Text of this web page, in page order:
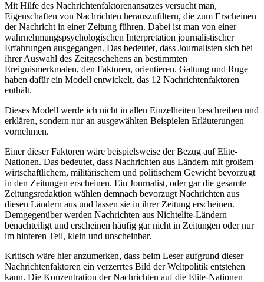
Mit Hilfe des Nachrichtenfaktorenansatzes versucht man,
Eigenschaften von Nachrichten herauszufiltern, die zum Erscheinen
der Nachricht in einer Zeitung führen. Dabei ist man von einer
wahrnehmungspsychologischen Interpretation journalistischer
Erfahrungen ausgegangen. Das bedeutet, dass Journalisten sich bei
ihrer Auswahl des Zeitgeschehens an bestimmten
Ereignismerkmalen, den Faktoren, orientieren. Galtung und Ruge
haben dafür ein Modell entwickelt, das 12 Nachrichtenfaktoren
enthält.
Dieses Modell werde ich nicht in allen Einzelheiten beschreiben und
erklären, sondern nur an ausgewählten Beispielen Erläuterungen
vornehmen.
Einer dieser Faktoren wäre beispielsweise der Bezug auf Elite-
Nationen. Das bedeutet, dass Nachrichten aus Ländern mit großem
wirtschaftlichem, militärischem und politischem Gewicht bevorzugt
in den Zeitungen erscheinen. Ein Journalist, oder gar die gesamte
Zeitungsredaktion wählen demnach bevorzugt Nachrichten aus
diesen Ländern aus und lassen sie in ihrer Zeitung erscheinen.
Demgegenüber werden Nachrichten aus Nichtelite-Ländern
benachteiligt und erscheinen häufig gar nicht in Zeitungen oder nur
im hinteren Teil, klein und unscheinbar.
Kritisch wäre hier anzumerken, dass beim Leser aufgrund dieser
Nachrichtenfaktoren ein verzerrtes Bild der Weltpolitik entstehen
kann. Die Konzentration der Nachrichten auf die Elite-Nationen